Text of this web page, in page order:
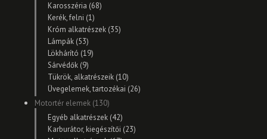
Karosszéria (68)
Kerék, felni (1)
Króm alkatrészek (35)
Lámpák (53)
Lökhárító (19)
Sárvédők (9)
Tükrök, alkatrészeik (10)
Üvegelemek, tartozékai (26)
Motortér elemek (130)
Egyéb alkatrészek (42)
Karburátor, kiegészítői (23)